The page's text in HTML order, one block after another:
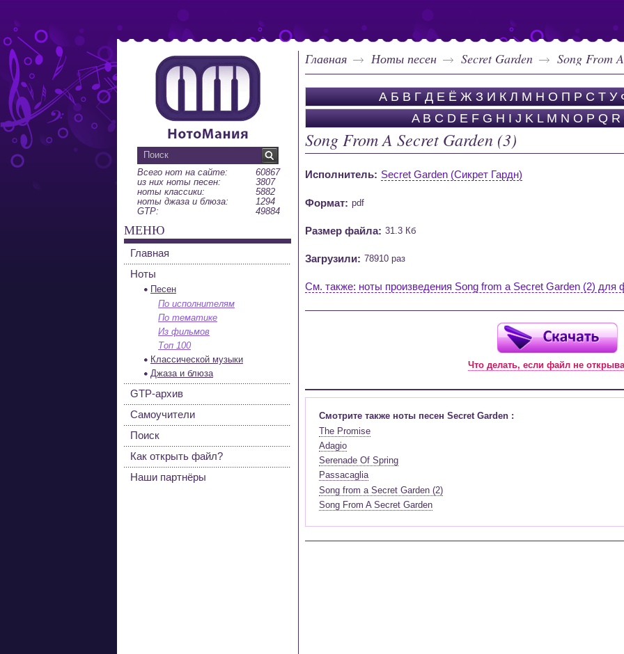
Главная Ноты песен Secret Garden Song From
А Б В Г Д Е Ё Ж З И К Л М Н О П Р С Т У
A B C D E F G H I J K L M N O P Q R
Song From A Secret Garden (3)
Исполнитель: Secret Garden (Сикрет Гардн)
Формат: pdf
Размер файла: 31.3 Кб
Загрузили: 78910 раз
См. также: ноты произведения Song from a Secret Garden (2) для
Что делать, если файл не
Смотрите также ноты песен Secret Garden :
The Promise
Adagio
Serenade Of Spring
Passacaglia
Song from a Secret Garden (2)
Song From A Secret Garden
Всего нот на сайте:
60867
из них ноты песен:
3807
ноты классики:
5882
ноты джаза и блюза:
1294
GTP:
49884
МЕНЮ
Главная
Ноты
Песен
По исполнителям
По тематике
Из фильмов
Топ 100
Классической музыки
Джаза и блюза
GTP-архив
Самоучители
Поиск
Как открыть файл?
Наши партнёры